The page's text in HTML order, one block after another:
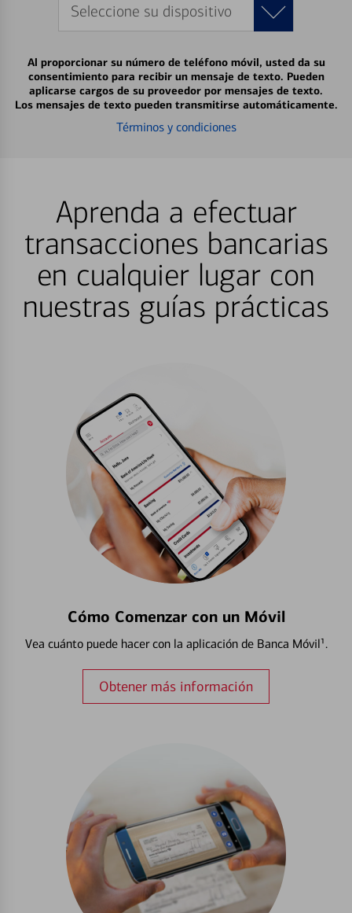
Seleccione su dispositivo
Al proporcionar su número de teléfono móvil, usted da su
consentimiento para recibir un mensaje de texto. Pueden
aplicarse cargos de su proveedor por mensajes de texto.
Los mensajes de texto pueden transmitirse automáticamente.
Términos y condiciones
Aprenda a efectuar
transacciones bancarias
en cualquier lugar con
nuestras guías prácticas
Cómo Comenzar con un Móvil
Vea cuánto puede hacer con la aplicación de Banca Móvil¹.
Obtener más información